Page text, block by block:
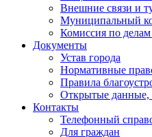
Внешние связи и
Муниципальный
Комиссия по
Документы
Устав города
Нормативные
Правила
Открытые данные,
Контакты
Телефонный
Для граждан